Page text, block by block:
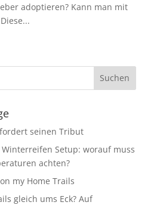
adoptieren? Kann man mit
seinen Tribut
Setup: worauf muss
achten?
my Home Trails
gleich ums Eck? Auf